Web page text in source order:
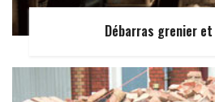
Débarras grenier